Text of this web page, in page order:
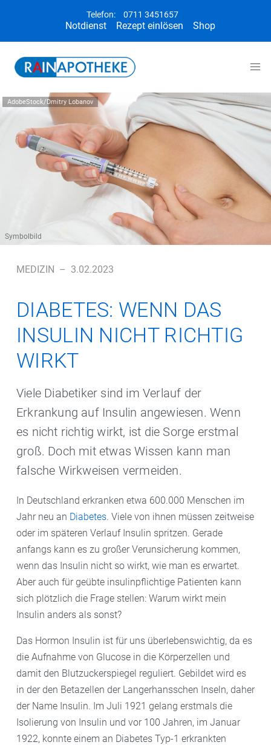
Telefon: 0711 3451657
Notdienst Rezept einlösen Shop
AdobeStock/Dmitry Lobanov
Symbolbild
MEDIZIN – 3.02.2023
DIABETES: WENN DAS
INSULIN NICHT RICHTIG
WIRKT
Viele Diabetiker sind im Verlauf der
Erkrankung auf Insulin angewiesen. Wenn
es nicht richtig wirkt, ist die Sorge erstmal
groß. Doch mit etwas Wissen kann man
falsche Wirkweisen vermeiden.
In Deutschland erkranken etwa 600.000 Menschen im
Jahr neu an Diabetes. Viele von ihnen müssen zeitweise
oder im späteren Verlauf Insulin spritzen. Gerade
anfangs kann es zu großer Verunsicherung kommen,
wenn das Insulin nicht so wirkt, wie man es erwartet.
Aber auch für geübte insulinpflichtige Patienten kann
sich plötzlich die Frage stellen: Warum wirkt mein
Insulin anders als sonst?
Das Hormon Insulin ist für uns überlebenswichtig, da es
die Aufnahme von Glucose in die Körperzellen und
damit den Blutzuckerspiegel reguliert. Gebildet wird es
in der den Betazellen der Langerhansschen Inseln, daher
der Name Insulin. Im Juli 1921 gelang erstmals die
Isolierung von Insulin und vor 100 Jahren, im Januar
1922, konnte einem an Diabetes Typ-1 erkrankten